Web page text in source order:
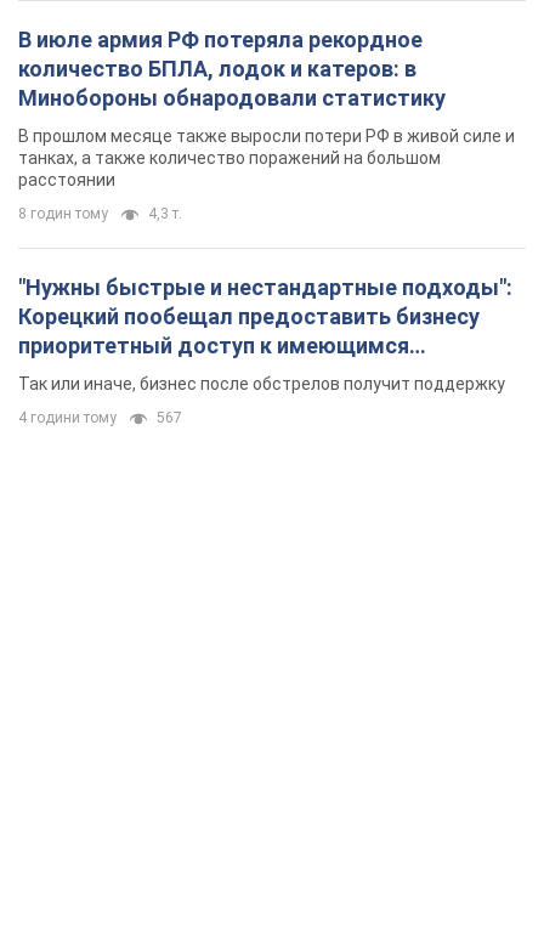
В июле армия РФ потеряла рекордное
количество БПЛА, лодок и катеров: в
Минобороны обнародовали статистику
В прошлом месяце также выросли потери РФ в живой силе и
танках, а также количество поражений на большом
расстоянии
8 годин тому 4,3 т.
"Нужны быстрые и нестандартные подходы":
Корецкий пообещал предоставить бизнесу
приоритетный доступ к имеющимся
складским помещениям
Так или иначе, бизнес после обстрелов получит поддержку
4 години тому 567